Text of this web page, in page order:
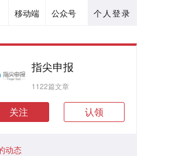
个人登录
公众号
移动端
指尖申报
1122篇文章
关注 认领
动态